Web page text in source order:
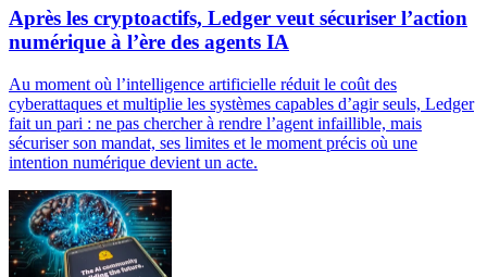
Après les cryptoactifs, Ledger veut sécuriser l’action
numérique à l’ère des agents IA
Au moment où l’intelligence artificielle réduit le coût des
cyberattaques et multiplie les systèmes capables d’agir seuls, Ledger
fait un pari : ne pas chercher à rendre l’agent infaillible, mais
sécuriser son mandat, ses limites et le moment précis où une
intention numérique devient un acte.